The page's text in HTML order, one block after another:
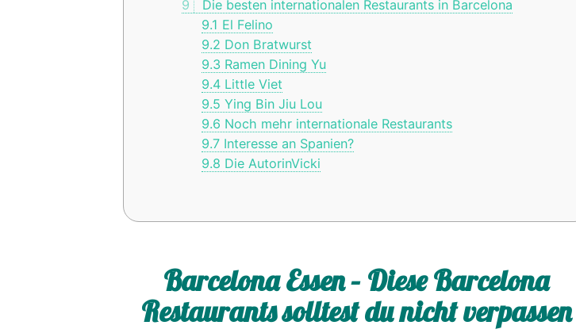
9
Die besten internationalen Restaurants in Barcelona
9.1 El Felino
9.2 Don Bratwurst
9.3Ramen Dining Yu
9.4Little Viet
9.5 Ying Bin Jiu Lou
9.6 Noch mehr internationale Restaurants
9.7Interesse an Spanien?
9.8 Die AutorinVicki
Barcelona Essen – Diese Barcelona
Restaurants solltest du nicht verpassen